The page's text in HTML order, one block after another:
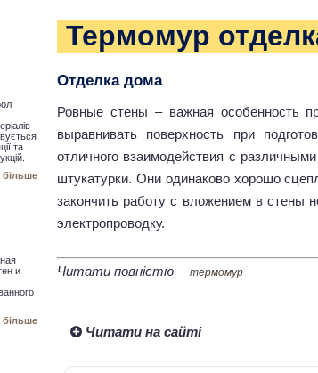
та
більше
и
більше
Термомур
Отделка дома
Ровные стены – важная особенность
выравнивать поверхность при
отличного взаимодействия с
штукатурки. Они одинаково хорошо
закончить работу с вложением в стены
электропроводку.
Читати повністю термомур
Читати на сайті